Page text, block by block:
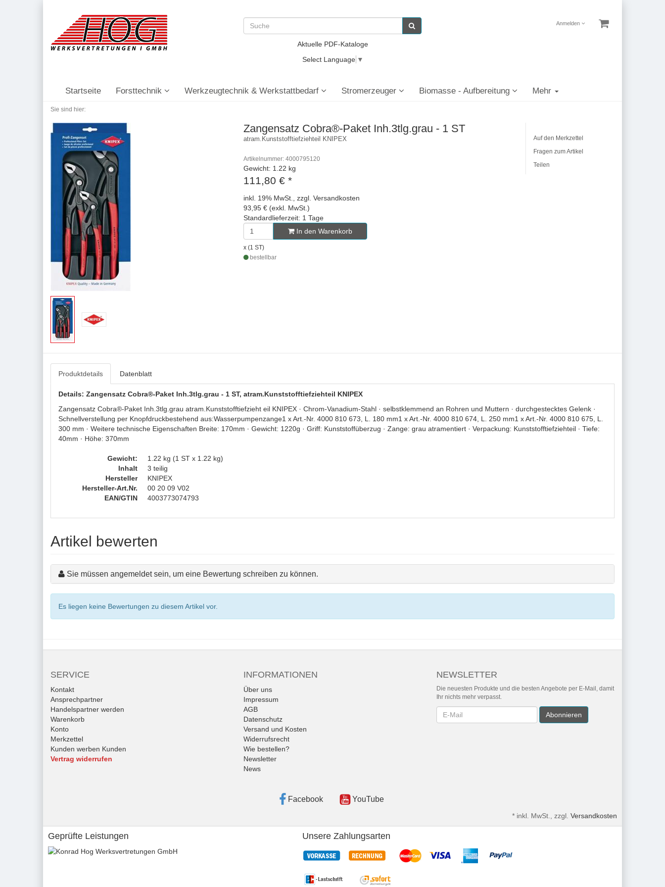
Anmelden
Aktuelle PDF-Kataloge
Select Language ▼
Startseite Forsttechnik Werkzeugtechnik & Werkstattbedarf Stromerzeuger Biomasse - Aufbereitung Mehr
Sie sind hier:
Zangensatz Cobra®-Paket Inh.3tlg.grau - 1 ST
atram.Kunststofftiefziehteil KNIPEX
Artikelnummer: 4000795120
Gewicht: 1.22 kg
111,80 € *
inkl. 19% MwSt., zzgl. Versandkosten
93,95 € (exkl. MwSt.)
Standardlieferzeit: 1 Tage
In den Warenkorb
x (1 ST)
bestellbar
Auf den Merkzettel
Fragen zum Artikel
Teilen
Produktdetails Datenblatt
Details: Zangensatz Cobra®-Paket Inh.3tlg.grau - 1 ST, atram.Kunststofftiefziehteil KNIPEX
Zangensatz Cobra®-Paket Inh.3tlg.grau atram.Kunststofftiefzieht eil KNIPEX · Chrom-Vanadium-Stahl · selbstklemmend an Rohren und Muttern · durchgestecktes Gelenk ·
Schnellverstellung per Knopfdruckbestehend aus:Wasserpumpenzange1 x Art.-Nr. 4000 810 673, L. 180 mm1 x Art.-Nr. 4000 810 674, L. 250 mm1 x Art.-Nr. 4000 810 675, L.
300 mm · Weitere technische Eigenschaften Breite: 170mm · Gewicht: 1220g · Griff: Kunststoffüberzug · Zange: grau atramentiert · Verpackung: Kunststofftiefziehteil · Tiefe:
40mm · Höhe: 370mm
Gewicht:
1.22 kg (1 ST x 1.22 kg)
Inhalt
3 teilig
Hersteller
KNIPEX
Hersteller-Art.Nr.
00 20 09 V02
EAN/GTIN
4003773074793
Artikel bewerten
Sie müssen angemeldet sein, um eine Bewertung schreiben zu können.
Es liegen keine Bewertungen zu diesem Artikel vor.
SERVICE
Kontakt
Ansprechpartner
Handelspartner werden
Warenkorb
Konto
Merkzettel
Kunden werben Kunden
Vertrag widerrufen
INFORMATIONEN
Über uns
Impressum
AGB
Datenschutz
Versand und Kosten
Widerrufsrecht
Wie bestellen?
Newsletter
News
NEWSLETTER
Die neuesten Produkte und die besten Angebote per E-Mail, damit
Ihr nichts mehr verpasst.
Newsletter Abonnieren
Facebook YouTube
* inkl. MwSt., zzgl. Versandkosten
Geprüfte Leistungen Unsere Zahlungsarten